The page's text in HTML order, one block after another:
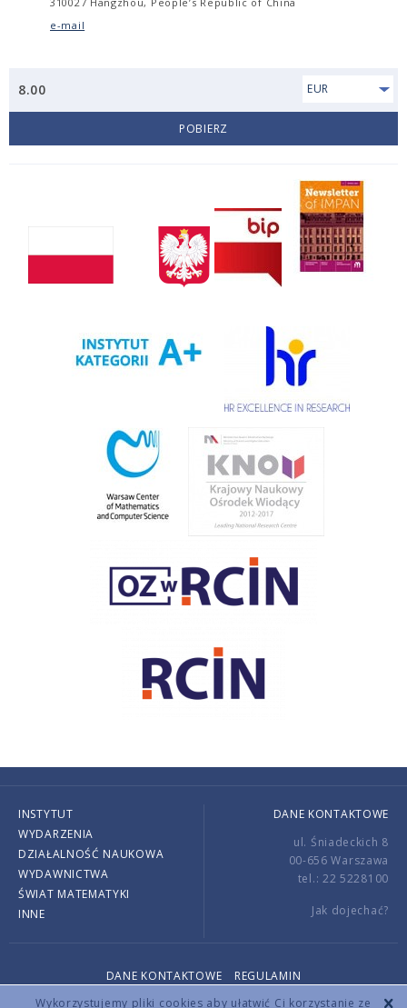
Wykorzystujemy pliki cookies aby ułatwić Ci korzystanie ze
e-mail
8.00 EUR
POBIERZ
INSTYTUT
WYDARZENIA
DZIAŁALNOŚĆ NAUKOWA
WYDAWNICTWA
ŚWIAT MATEMATYKI
INNE
DANE KONTAKTOWE
ul. Śniadeckich 8
00-656 Warszawa
tel.: 22 5228100
Jak dojechać?
DANE KONTAKTOWE
REGULAMIN
Copyright © 2026 by IMPAN. All rights reserved.